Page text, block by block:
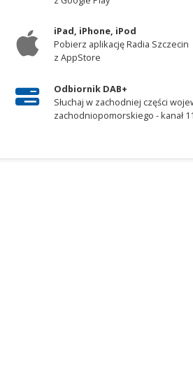
iPad, iPhone, iPod
Pobierz aplikację Radia Szczecin
z AppStore
Odbiornik DAB+
Słuchaj w zachodniej części
zachodniopomorskiego - kanał